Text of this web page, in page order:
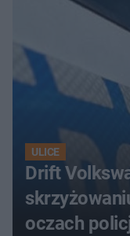
ULICE
Drift
oczach